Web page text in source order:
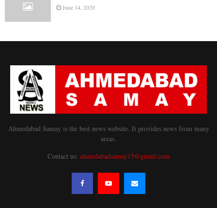
June 14, 2020
Ahmedabad Samay is the best news website. It provides news from many
areas.
Contact us: ahmedabadsamay15@gmail.com